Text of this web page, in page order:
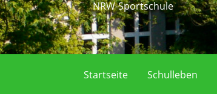
NRW-Sportschule
Startseite Schulleben